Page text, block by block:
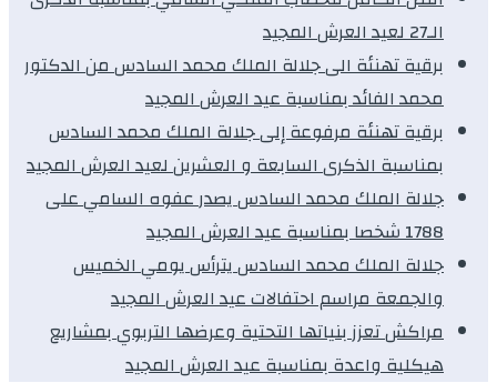
الـ27 لعيد العرش المجيد
برقية تهنئة الى جلالة الملك محمد السادس من الدكتور
محمد الفائد بمناسبة عيد العرش المجيد
برقية تهنئة مرفوعة إلى جلالة الملك محمد السادس
بمناسبة الذكرى السابعة و العشرين لعيد العرش المجيد
جلالة الملك محمد السادس يصدر عفوه السامي على
1788 شخصا بمناسبة عيد العرش المجيد
جلالة الملك محمد السادس يترأس يومي الخميس
والجمعة مراسم احتفالات عيد العرش المجيد
مراكش تعزز بنياتها التحتية وعرضها التربوي بمشاريع
هيكلية واعدة بمناسبة عيد العرش المجيد